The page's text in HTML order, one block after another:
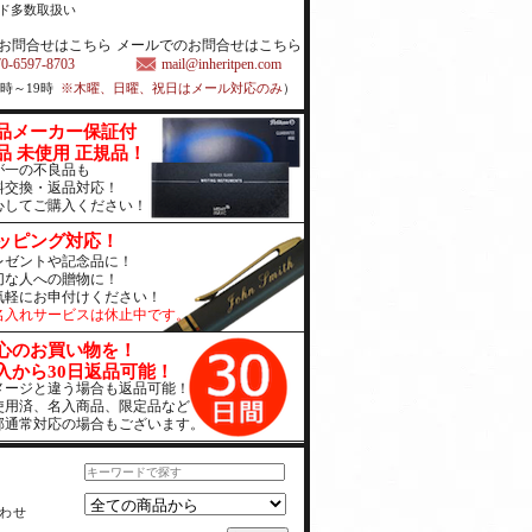
多数取扱い
問合せはこちら
6597-8703
メールでのお問合せはこちら
mail@inheritpen.com
～19時 ※木曜、日曜、祝日はメール対応のみ）
メーカー保証付
未使用 正規品！
一の不良品も
交換・返品対応！
してご購入ください！
ピング対応！
ゼントや記念品に！
な人への贈物に！
軽にお申付けください！
れサービスは休止中です。
のお買い物を！
から30日返品可能！
ージと違う場合も返品可能！
済、名入商品、限定品など
通常対応の場合もございます。
せ